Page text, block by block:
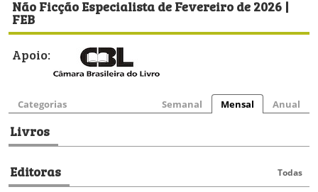
Não Ficção Especialista de Fevereiro de 2026 |
FEB
Apoio:
Categorias Semanal Mensal Anual
Livros
Editoras Todas